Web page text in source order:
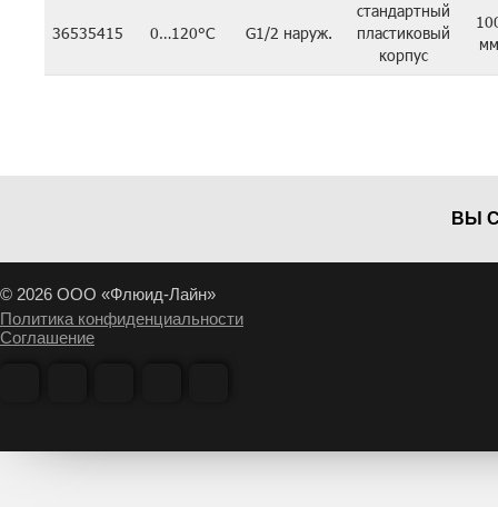
36535415 0…120°C G1/2 наруж.
стандартный
пластиковый
корпус
мм
ВЫ
© 2026 ООО «Флюид-Лайн»
Политика конфиденциальности
Соглашение